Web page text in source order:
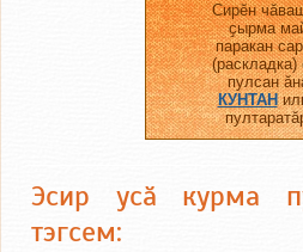
Сирӗн
ҫырма
паракан
(раскладка)
пулсан
КУНТАН
Эсир усӑ курма
тэгсем: